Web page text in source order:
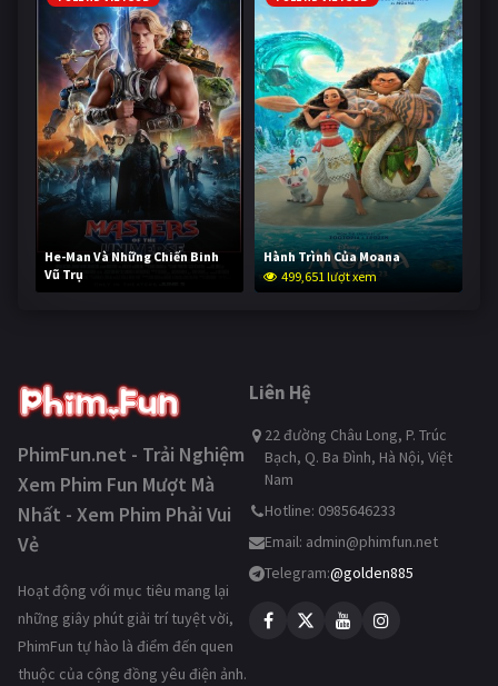
He-Man Và Những Chiến Binh
Vũ Trụ
249,083 lượt xem
Hành Trình Của Moana
499,651 lượt xem
PhimFun.net - Trải Nghiệm
Xem Phim Fun Mượt Mà
Nhất - Xem Phim Phải Vui
Vẻ
Hoạt động với mục tiêu mang lại
những giây phút giải trí tuyệt vời,
PhimFun tự hào là điểm đến quen
thuộc của cộng đồng yêu điện ảnh.
Liên Hệ
22 đường Châu Long, P. Trúc
Bạch, Q. Ba Đình, Hà Nội, Việt
Nam
Hotline: 0985646233
Email: admin@phimfun.net
Telegram:@golden885